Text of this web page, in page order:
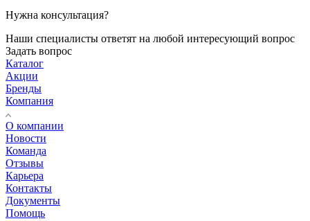
Нужна консультация?
Наши специалисты ответят на любой интересующий вопрос
Задать вопрос
Каталог
Акции
Бренды
Компания
О компании
Новости
Команда
Отзывы
Карьера
Контакты
Документы
Помощь